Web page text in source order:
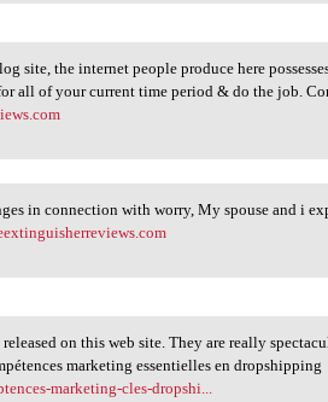
site, the internet people produce here
all of your current time period & do the job.
in connection with worry, My spouse and i
on this web site. They are really
marketing essentielles en dropshipping
marketing-cles-dropshi...